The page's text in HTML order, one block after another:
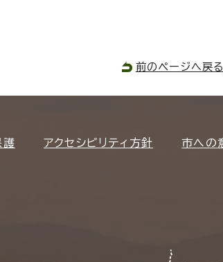
前のページへ戻る
護 アクセシビリティ方針 市への